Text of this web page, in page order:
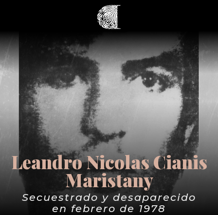
Leandro Nicolas Cianis
Maristany
Secuestrado y desaparecido
en febrero de 1978